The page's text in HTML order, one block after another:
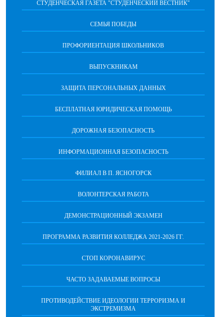
СТУДЕНЧЕСКАЯ ГАЗЕТА "СТУДЕНЧЕСКИЙ ВЕСТНИК"
СЕМЬЯ ПОБЕДЫ
ПРОФОРИЕНТАЦИЯ ШКОЛЬНИКОВ
ВЫПУСКНИКАМ
ЗАЩИТА ПЕРСОНАЛЬНЫХ ДАННЫХ
БЕСПЛАТНАЯ ЮРИДИЧЕСКАЯ ПОМОЩЬ
ДОРОЖНАЯ БЕЗОПАСНОСТЬ
ИНФОРМАЦИОННАЯ БЕЗОПАСНОСТЬ
ФИЛИАЛ В П. ЯСНОГОРСК
ВОЛОНТЕРСКАЯ РАБОТА
ДЕМОНСТРАЦИОННЫЙ ЭКЗАМЕН
ПРОГРАММА РАЗВИТИЯ КОЛЛЕДЖА 2021-2026 ГГ.
СТОП КОРОНАВИРУС
ЧАСТО ЗАДАВАЕМЫЕ ВОПРОСЫ
ПРОТИВОДЕЙСТВИЕ ИДЕОЛОГИИ ТЕРРОРИЗМА И
ЭКСТРЕМИЗМА